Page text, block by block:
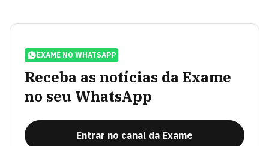
EXAME NO WHATSAPP
Receba as notícias da Exame
no seu WhatsApp
Entrar no canal da Exame